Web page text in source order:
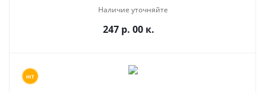
Наличие уточняйте
247 р. 00 к.
HIT